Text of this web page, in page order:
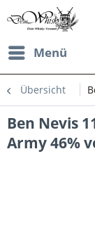
Menü
Übersicht
Ben Nevis
Army 46%